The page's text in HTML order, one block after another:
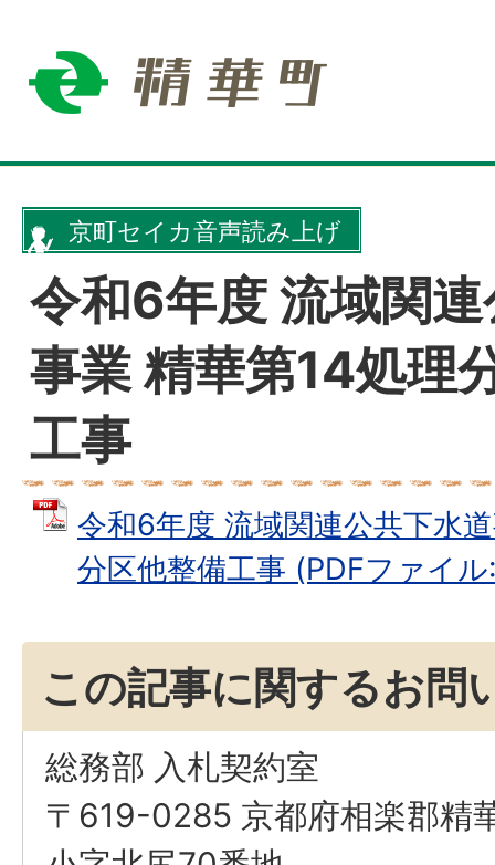
京町セイカ音声読み上げ
令和6年度 流域関
事業 精華第14処理
工事
令和6年度 流域関連公共下水
分区他整備工事 (PDFファイ
この記事に関するお問
総務部 入札契約室
〒619-0285 京都府相楽郡精